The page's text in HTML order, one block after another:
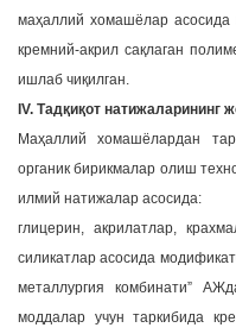
маҳаллий хомашёлар асосида
кремний-акрил сақлаган
ишлаб чиқилган.
IV. Тадқиқот натижаларининг
Маҳаллий хомашёлардан
органик бирикмалар олиш
илмий натижалар асосида:
глицерин, акрилатлар,
силикатлар асосида
металлургия комбинати”
моддалар учун таркибида